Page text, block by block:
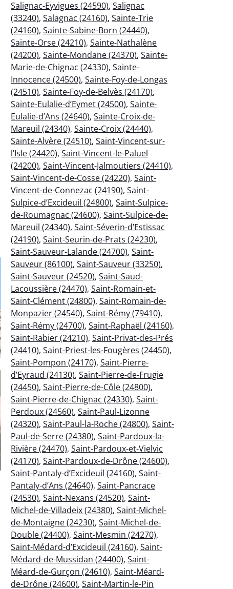
Salignac-Eyvigues (24590), Salignac
(33240), Salagnac (24160), Sainte-Trie
(24160), Sainte-Sabine-Born (24440),
Sainte-Orse (24210), Sainte-Nathalène
(24200), Sainte-Mondane (24370), Sainte-
Marie-de-Chignac (24330), Sainte-
Innocence (24500), Sainte-Foy-de-Longas
(24510), Sainte-Foy-de-Belvès (24170),
Sainte-Eulalie-d’Eymet (24500), Sainte-
Eulalie-d’Ans (24640), Sainte-Croix-de-
Mareuil (24340), Sainte-Croix (24440),
Sainte-Alvère (24510), Saint-Vincent-sur-
l’Isle (24420), Saint-Vincent-le-Paluel
(24200), Saint-Vincent-Jalmoutiers (24410),
Saint-Vincent-de-Cosse (24220), Saint-
Vincent-de-Connezac (24190), Saint-
Sulpice-d’Excideuil (24800), Saint-Sulpice-
de-Roumagnac (24600), Saint-Sulpice-de-
Mareuil (24340), Saint-Séverin-d’Estissac
(24190), Saint-Seurin-de-Prats (24230),
Saint-Sauveur-Lalande (24700), Saint-
Sauveur (86100), Saint-Sauveur (33250),
Saint-Sauveur (24520), Saint-Saud-
Lacoussière (24470), Saint-Romain-et-
Saint-Clément (24800), Saint-Romain-de-
Monpazier (24540), Saint-Rémy (79410),
Saint-Rémy (24700), Saint-Raphaël (24160),
Saint-Rabier (24210), Saint-Privat-des-Prés
(24410), Saint-Priest-les-Fougères (24450),
Saint-Pompon (24170), Saint-Pierre-
d’Eyraud (24130), Saint-Pierre-de-Frugie
(24450), Saint-Pierre-de-Côle (24800),
Saint-Pierre-de-Chignac (24330), Saint-
Perdoux (24560), Saint-Paul-Lizonne
(24320), Saint-Paul-la-Roche (24800), Saint-
Paul-de-Serre (24380), Saint-Pardoux-la-
Rivière (24470), Saint-Pardoux-et-Vielvic
(24170), Saint-Pardoux-de-Drône (24600),
Saint-Pantaly-d’Excideuil (24160), Saint-
Pantaly-d’Ans (24640), Saint-Pancrace
(24530), Saint-Nexans (24520), Saint-
Michel-de-Villadeix (24380), Saint-Michel-
de-Montaigne (24230), Saint-Michel-de-
Double (24400), Saint-Mesmin (24270),
Saint-Médard-d’Excideuil (24160), Saint-
Médard-de-Mussidan (24400), Saint-
Méard-de-Gurçon (24610), Saint-Méard-
de-Drône (24600), Saint-Martin-le-Pin